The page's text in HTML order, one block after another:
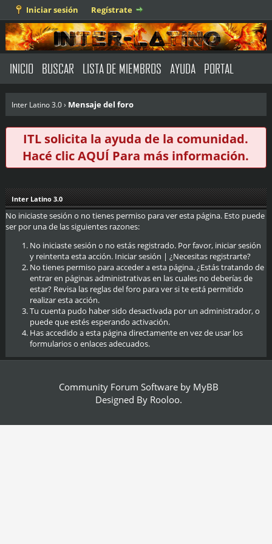
Iniciar sesión Regístrate
INICIO BUSCAR LISTA DE MIEMBROS AYUDA PORTAL
Inter Latino 3.0› Mensaje del foro
ITL solicita la ayuda de la comunidad.
Hacé clicAQUÍ Para más información.
Inter Latino 3.0
No iniciaste sesión o no tienes permiso para ver esta página. Esto puede
ser por una de las siguientes razones:
No iniciaste sesión o no estás registrado. Por favor, iniciar sesión
y reintenta esta acción. Iniciar sesión | ¿Necesitas registrarte?
No tienes permiso para acceder a esta página. ¿Estás tratando de
entrar en páginas administrativas en las cuales no deberías de
estar? Revisa las reglas del foro para ver si te está permitido
realizar esta acción.
Tu cuenta pudo haber sido desactivada por un administrador, o
puede que estés esperando activación.
Has accedido a esta página directamente en vez de usar los
formularios o enlaces adecuados.
Community Forum Software by MyBB
Designed By Rooloo.